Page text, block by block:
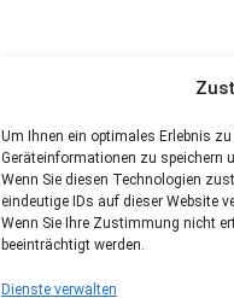
Um Ihnen ein optimales Erlebnis
Geräteinformationen zu speichern
Wenn Sie diesen Technologien
eindeutige IDs auf dieser Website
Wenn Sie Ihre Zustimmung nicht
beeinträchtigt werden.
Dienste verwalten